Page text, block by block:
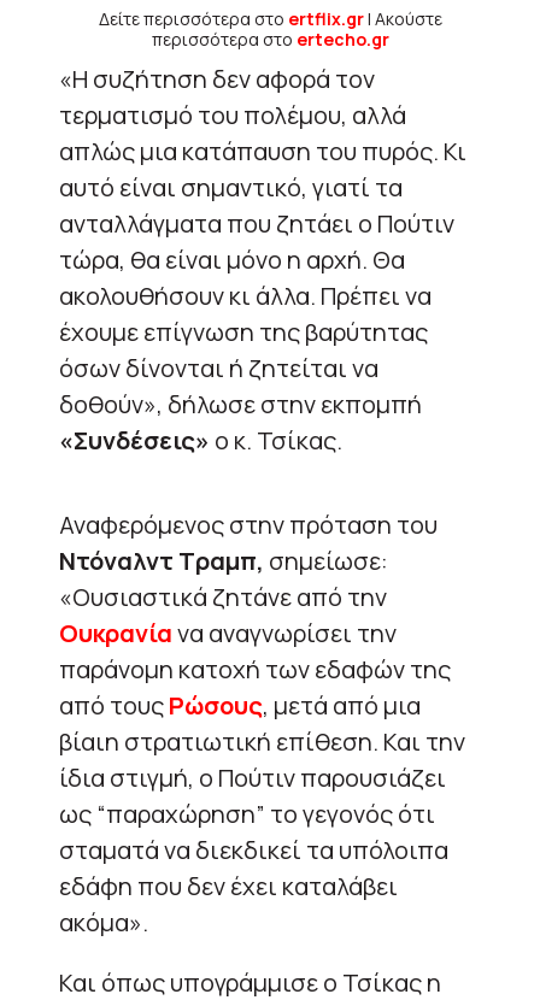
Δείτε περισσότερα στο ertflix.gr| Ακούστε
περισσότερα στο ertecho.gr
«Η συζήτηση δεν αφορά τον
τερματισμό του πολέμου, αλλά
απλώς μια κατάπαυση του πυρός. Κι
αυτό είναι σημαντικό, γιατί τα
ανταλλάγματα που ζητάει ο Πούτιν
τώρα, θα είναι μόνο η αρχή. Θα
ακολουθήσουν κι άλλα. Πρέπει να
έχουμε επίγνωση της βαρύτητας
όσων δίνονται ή ζητείται να
δοθούν», δήλωσε στην εκπομπή
«Συνδέσεις» ο κ. Τσίκας.
Αναφερόμενος στην πρόταση του
Ντόναλντ Τραμπ, σημείωσε:
«Ουσιαστικά ζητάνε από την
Ουκρανίανα αναγνωρίσει την
παράνομη κατοχή των εδαφών της
από τουςΡώσους, μετά από μια
βίαιη στρατιωτική επίθεση. Και την
ίδια στιγμή, ο Πούτιν παρουσιάζει
ως “παραχώρηση” το γεγονός ότι
σταματά να διεκδικεί τα υπόλοιπα
εδάφη που δεν έχει καταλάβει
ακόμα».
Και όπως υπογράμμισε ο Τσίκας η